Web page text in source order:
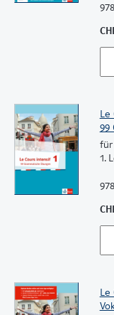
Le
99
für
1.
Le